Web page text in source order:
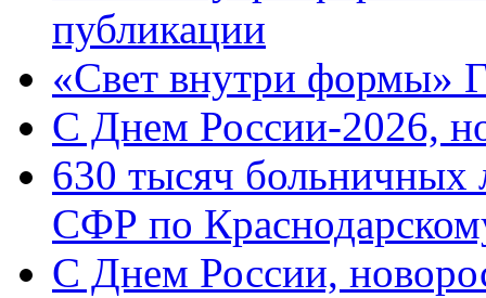
публикации
«Свет внутри формы»
C Днем России-2026,
630 тысяч больничных
СФР по
C Днем России,